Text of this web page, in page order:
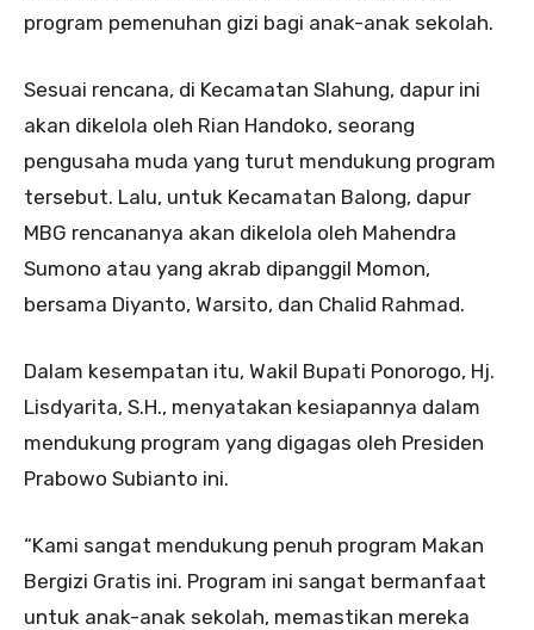
program pemenuhan gizi bagi anak-anak sekolah.
Sesuai rencana, di Kecamatan Slahung, dapur ini
akan dikelola oleh Rian Handoko, seorang
pengusaha muda yang turut mendukung program
tersebut. Lalu, untuk Kecamatan Balong, dapur
MBG rencananya akan dikelola oleh Mahendra
Sumono atau yang akrab dipanggil Momon,
bersama Diyanto, Warsito, dan Chalid Rahmad.
Dalam kesempatan itu, Wakil Bupati Ponorogo, Hj.
Lisdyarita, S.H., menyatakan kesiapannya dalam
mendukung program yang digagas oleh Presiden
Prabowo Subianto ini.
“Kami sangat mendukung penuh program Makan
Bergizi Gratis ini. Program ini sangat bermanfaat
untuk anak-anak sekolah, memastikan mereka